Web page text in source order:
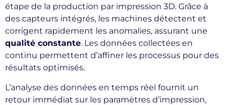
étape de la production par impression 3D. Grâce à
des capteurs intégrés, les machines détectent et
corrigent rapidement les anomalies, assurant une
qualité constante. Les données collectées en
continu permettent d’affiner les processus pour des
résultats optimisés.
L’analyse des données en temps réel fournit un
retour immédiat sur les paramètres d’impression,